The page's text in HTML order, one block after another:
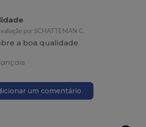
por SCHATTEMAN C.
a boa qualidade
um comentário